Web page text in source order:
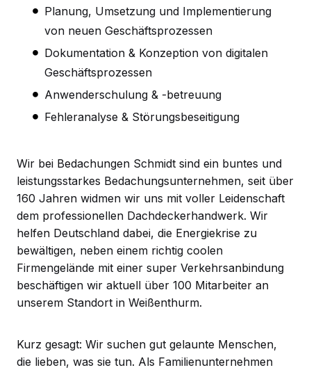
Planung, Umsetzung und Implementierung
von neuen Geschäftsprozessen
Dokumentation & Konzeption von digitalen
Geschäftsprozessen
Anwenderschulung & -betreuung
Fehleranalyse & Störungsbeseitigung
Wir bei Bedachungen Schmidt sind ein buntes und
leistungsstarkes Bedachungsunternehmen, seit über
160 Jahren widmen wir uns mit voller Leidenschaft
dem professionellen Dachdeckerhandwerk. Wir
helfen Deutschland dabei, die Energiekrise zu
bewältigen, neben einem richtig coolen
Firmengelände mit einer super Verkehrsanbindung
beschäftigen wir aktuell über 100 Mitarbeiter an
unserem Standort in Weißenthurm.
Kurz gesagt: Wir suchen gut gelaunte Menschen,
die lieben, was sie tun. Als Familienunternehmen